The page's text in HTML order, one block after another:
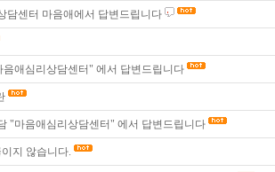
담센터 마음애에서 답변드립니다
음애심리상담센터" 에서 답변드립니다
"마음애심리상담센터" 에서 답변드립니다
지 않습니다.